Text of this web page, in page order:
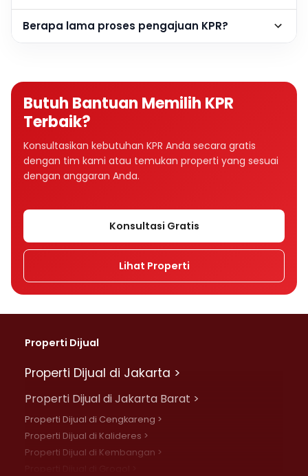
Berapa lama proses pengajuan KPR?
Butuh Bantuan Memilih KPR
Terbaik?
Konsultasikan kebutuhan KPR Anda secara gratis
dengan tim kami atau temukan properti yang sesuai
dengan anggaran Anda.
Konsultasi Gratis
Lihat Properti
Properti Dijual
Properti Dijual di Jakarta >
Properti Dijual di Jakarta Barat >
Properti Dijual di Cengkareng >
Properti Dijual di Kalideres >
Properti Dijual di Kembangan >